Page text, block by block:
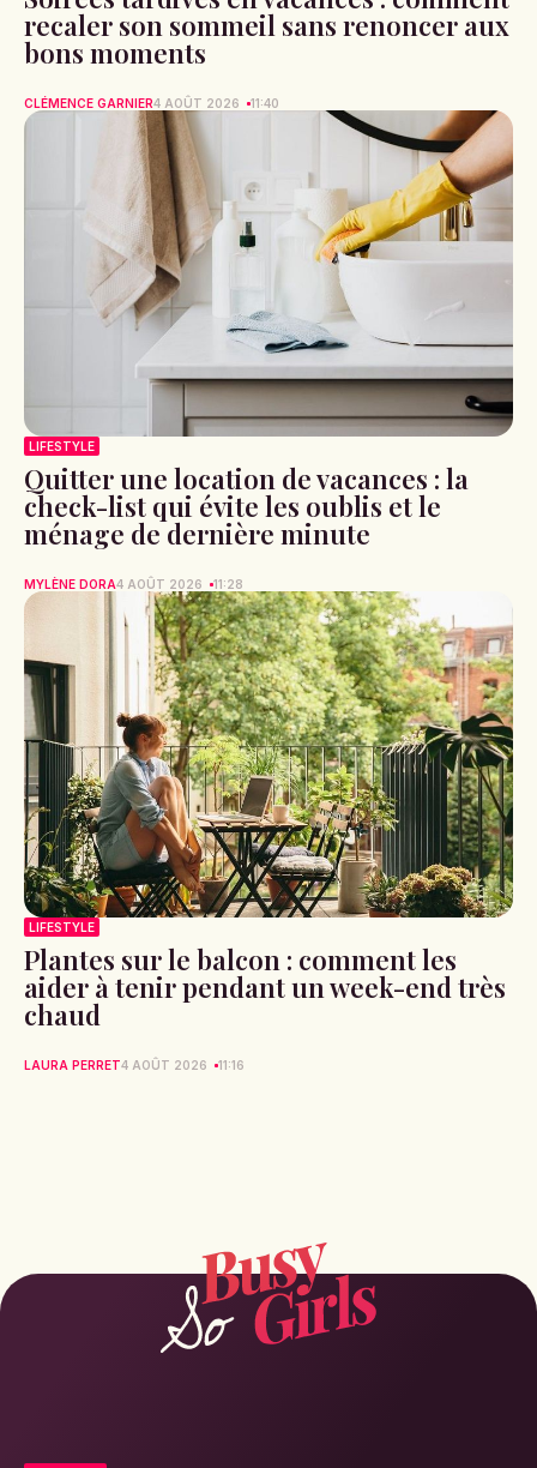
recaler son sommeil sans renoncer aux
bons moments
CLÉMENCE GARNIER4 AOÛT 2026 11:40
LIFESTYLE
Quitter une location de vacances : la
check-list qui évite les oublis et le
ménage de dernière minute
MYLÈNE DORA4 AOÛT 2026 11:28
LIFESTYLE
Plantes sur le balcon : comment les
aider à tenir pendant un week-end très
chaud
LAURA PERRET4 AOÛT 2026 11:16